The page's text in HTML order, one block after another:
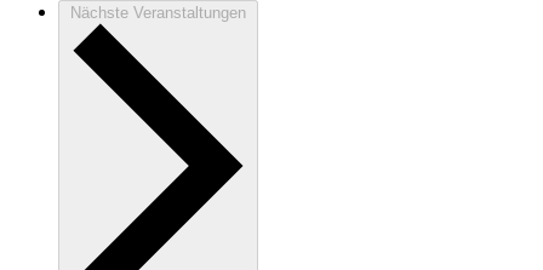
Nächste Veranstaltungen